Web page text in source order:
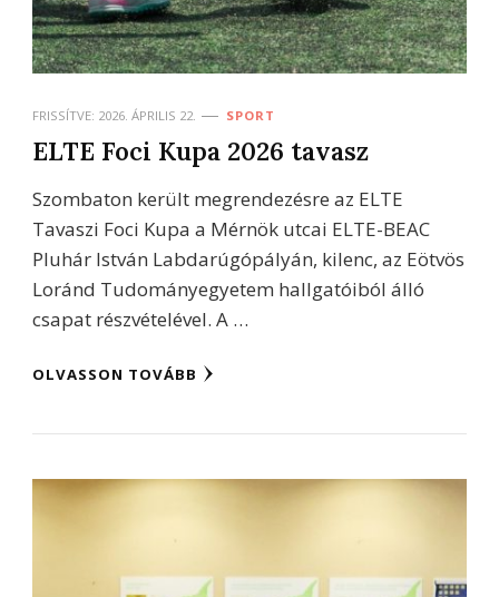
FRISSÍTVE: 2026. ÁPRILIS 22. SPORT
ELTE Foci Kupa 2026 tavasz
Szombaton került megrendezésre az ELTE
Tavaszi Foci Kupa a Mérnök utcai ELTE-BEAC
Pluhár István Labdarúgópályán, kilenc, az Eötvös
Loránd Tudományegyetem hallgatóiból álló
csapat részvételével. A …
OLVASSON TOVÁBB